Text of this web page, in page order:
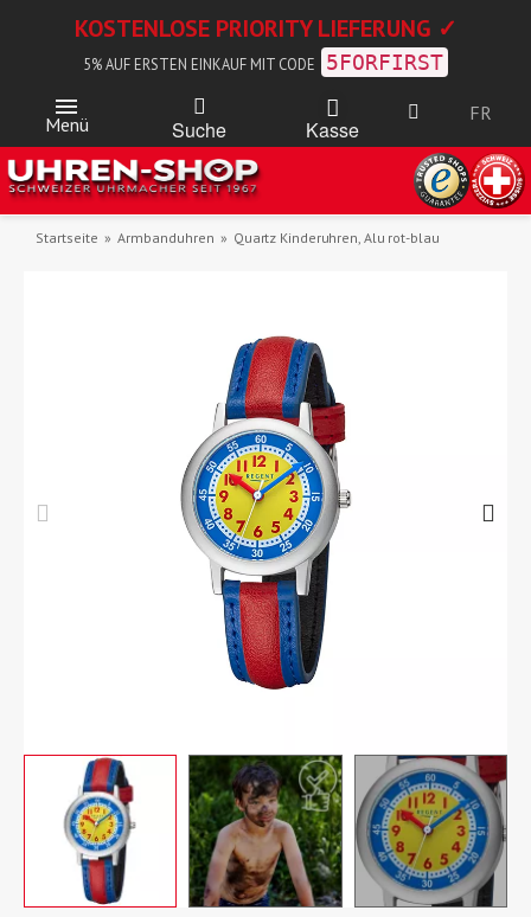
KOSTENLOSE PRIORITY LIEFERUNG ✓
5% AUF ERSTEN EINKAUF MIT CODE 5FORFIRST
Menü Suche Kasse
FR
Startseite Armbanduhren Quartz Kinderuhren, Alu rot-blau